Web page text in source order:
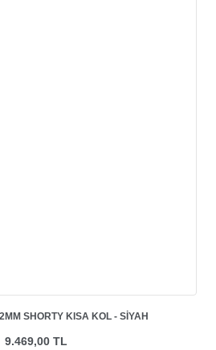
SHORTY KISA KOL - SIYAH
9.469,00 TL